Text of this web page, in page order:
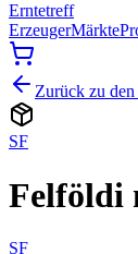
Erntetreff
ErzeugerMärkte
Zurück zu
SF
Felföldi
SF